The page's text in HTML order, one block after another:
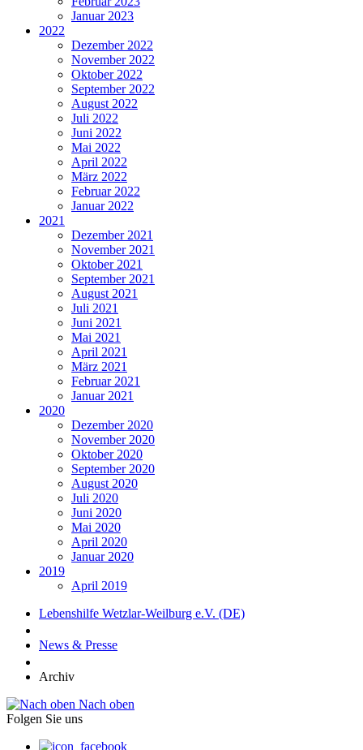
Januar 2023
2022
Dezember 2022
November 2022
Oktober 2022
September 2022
August 2022
Juli 2022
Juni 2022
Mai 2022
April 2022
März 2022
Februar 2022
Januar 2022
2021
Dezember 2021
November 2021
Oktober 2021
September 2021
August 2021
Juli 2021
Juni 2021
Mai 2021
April 2021
März 2021
Februar 2021
Januar 2021
2020
Dezember 2020
November 2020
Oktober 2020
September 2020
August 2020
Juli 2020
Juni 2020
Mai 2020
April 2020
Januar 2020
2019
April 2019
Lebenshilfe Wetzlar-Weilburg e.V. (DE)
News & Presse
Archiv
Nach oben
Folgen Sie uns